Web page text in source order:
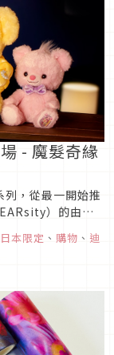
- 魔髮奇緣
列，從最一開始推
）的由來
創作出來的
，發展出公主熊
日本限定 、 購物 、 迪